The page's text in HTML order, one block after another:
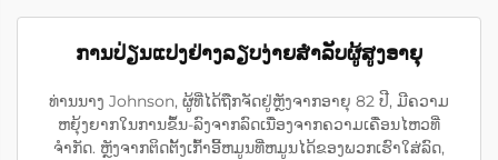
ການປ່ຽນແປງຢ່າງລຽບງ່າຍສຳລັບຜູ້ສູງອາຍຸ
ທ່ານນາງ Johnson, ຜູ້ທີ່ໄດ້ຖືກຈັດຢູ່ຫຼັງຈາກອາຍຸ 82 ປີ, ມີຄວາມ
ຫຍຸ້ງຍາກໃນການຂຶ້ນ-ລົງຈາກລົດເນື່ອງຈາກຄວາມເຄື່ອນໄຫວທີ່
ຈຳກັດ. ຫຼັງຈາກຕິດຕັ້ງເກົ້າອີ້ຫມູນທີ່ຫມູນໄດ້ຂອງພວກເຮົາໃສ່ລົດ,